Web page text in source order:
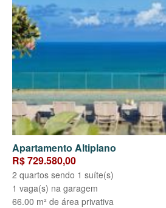
Apartamento Altiplano
R$ 729.580,00
2 quartos sendo 1 suíte(s)
1 vaga(s) na garagem
66.00 m² de área privativa